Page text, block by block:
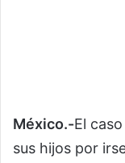
México.-El
sus hijos por